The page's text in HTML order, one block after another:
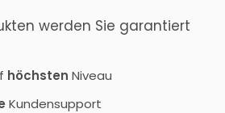
werden Sie garantiert
höchsten Niveau
Kundensupport